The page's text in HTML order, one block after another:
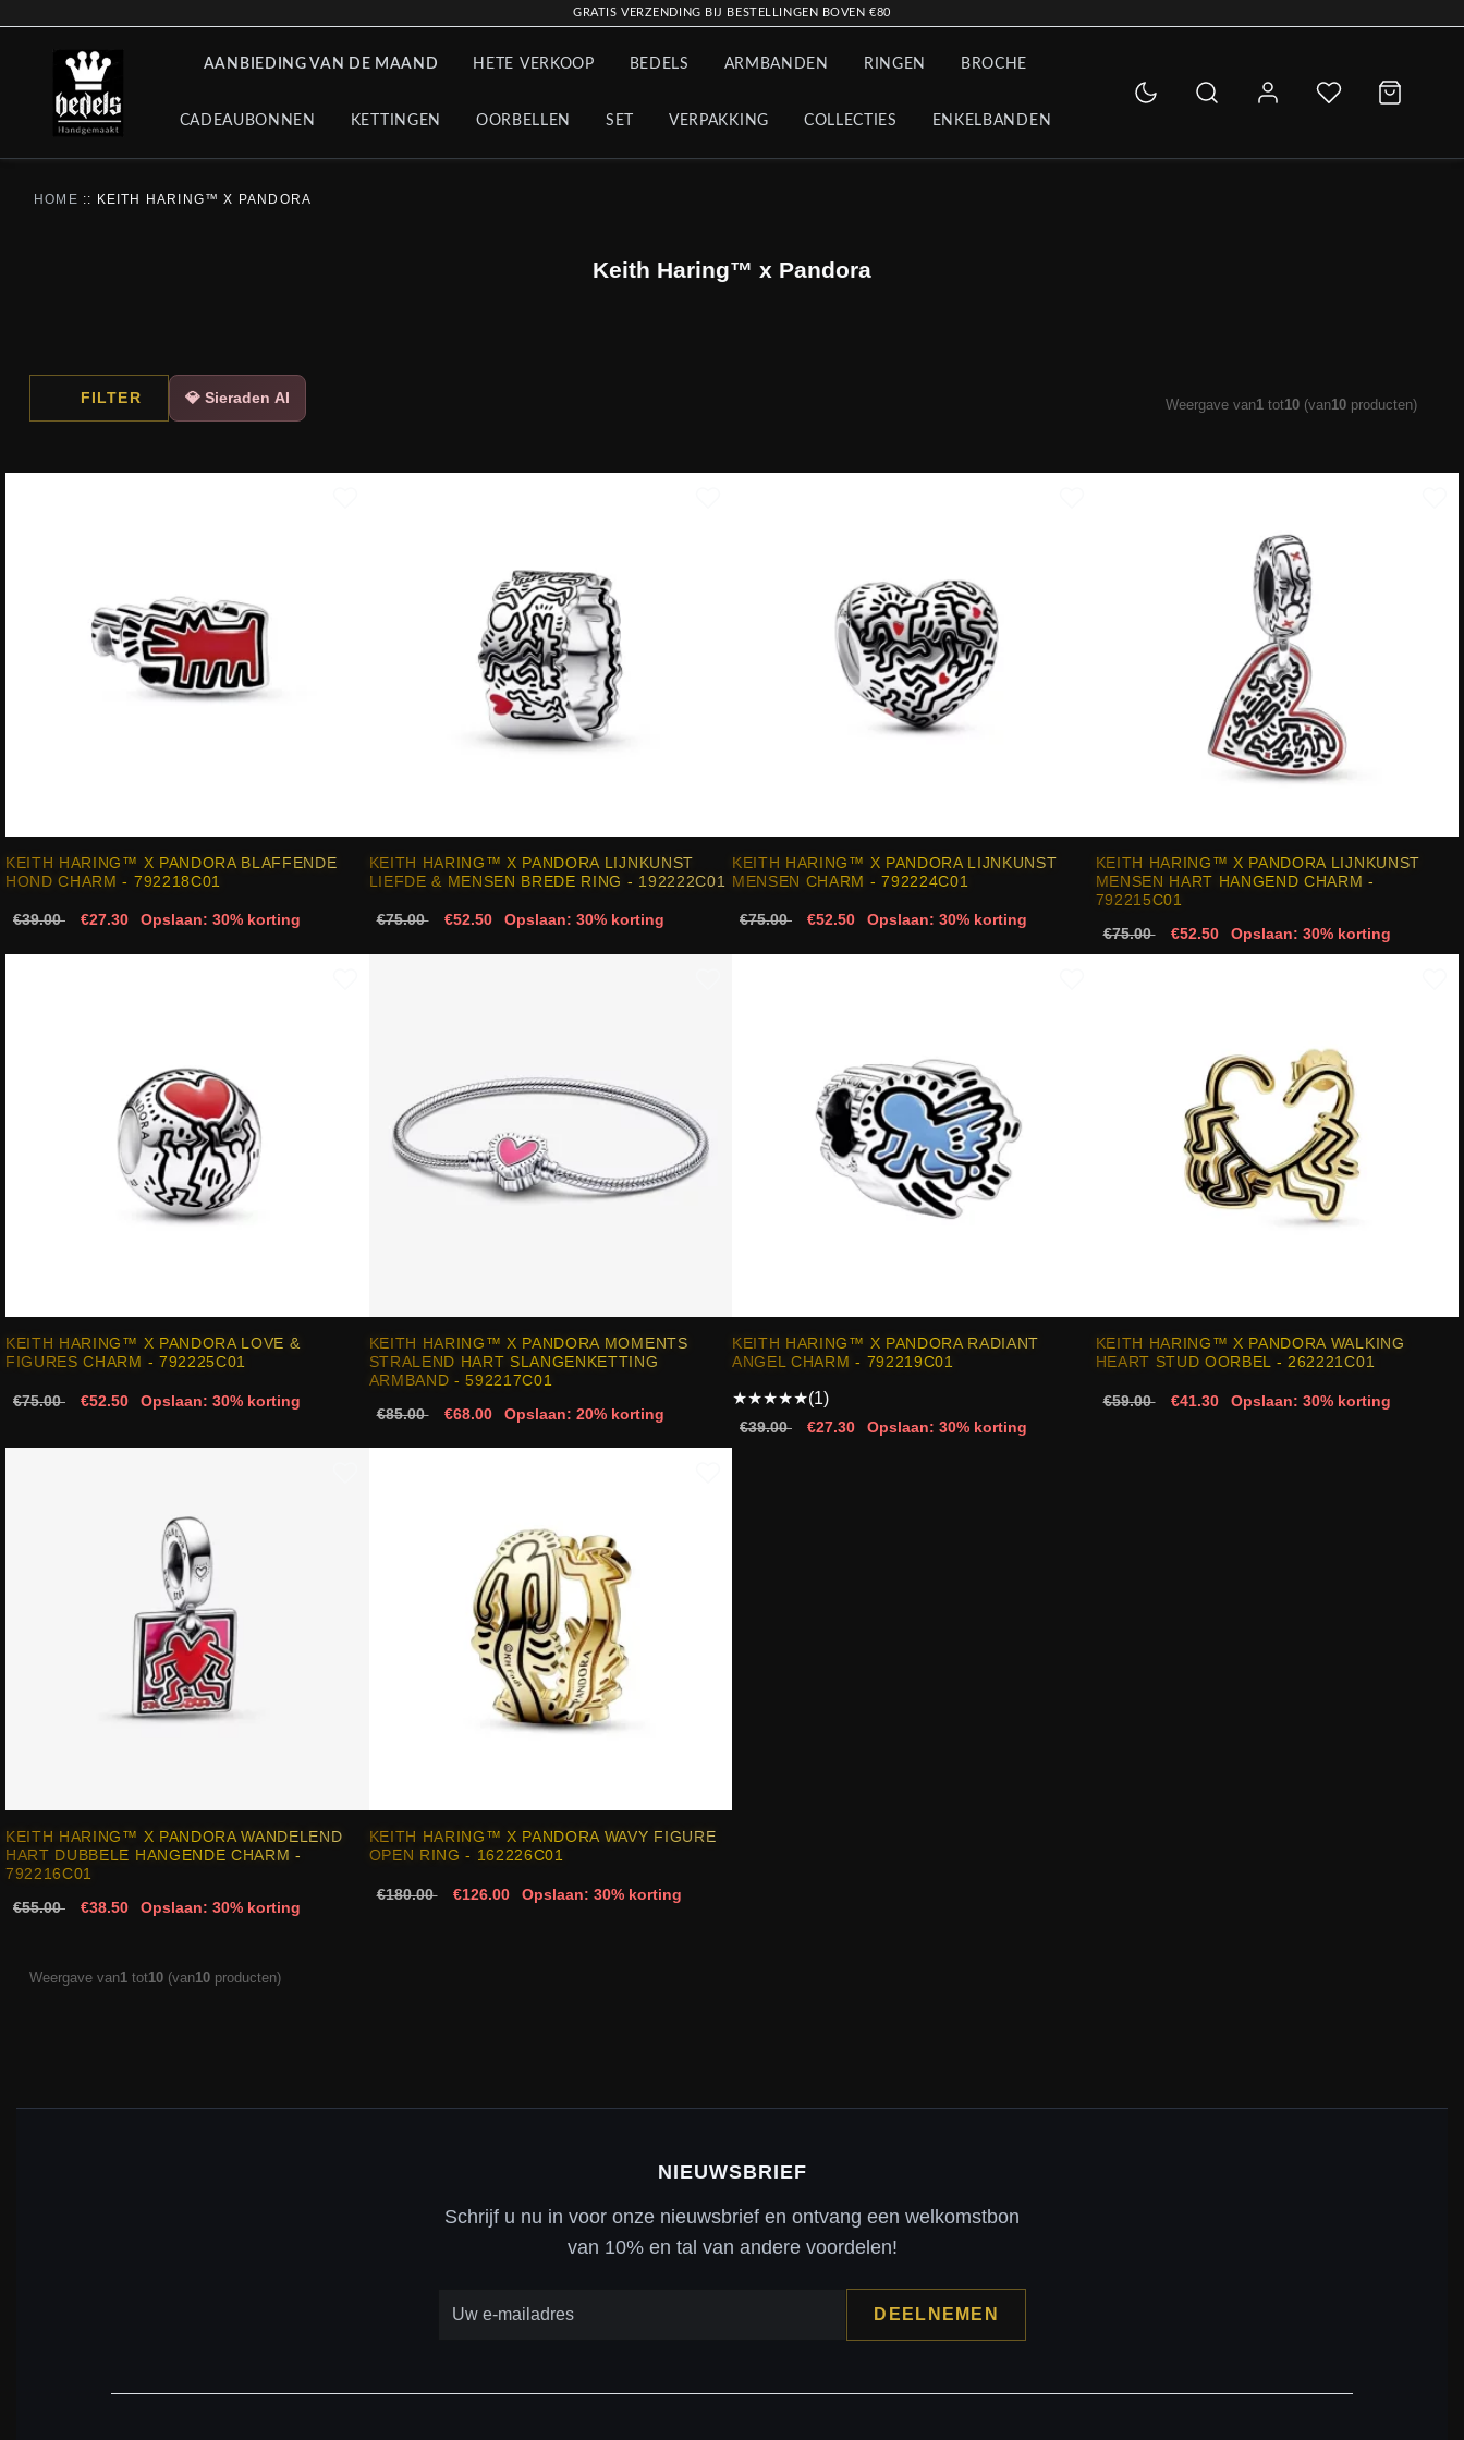
GRATIS VERZENDING BIJ BESTELLINGEN BOVEN €80
AANBIEDING VAN DE MAAND HETE VERKOOP BEDELS ARMBANDEN RINGEN BROCHE
CADEAUBONNEN KETTINGEN OORBELLEN SET VERPAKKING COLLECTIES ENKELBANDEN
HOME :: KEITH HARING™ X PANDORA
Keith Haring™ x Pandora
FILTER 💎 Sieraden AI Weergave van1 tot10 (van10 producten)
KEITH HARING™ X PANDORA BLAFFENDE
HOND CHARM - 792218C01
€39.00 €27.30 Opslaan: 30% korting
KEITH HARING™ X PANDORA LIJNKUNST
LIEFDE & MENSEN BREDE RING - 192222C01
€75.00 €52.50 Opslaan: 30% korting
KEITH HARING™ X PANDORA LIJNKUNST
MENSEN CHARM - 792224C01
€75.00 €52.50 Opslaan: 30% korting
KEITH HARING™ X PANDORA LIJNKUNST
MENSEN HART HANGEND CHARM -
792215C01
€75.00 €52.50 Opslaan: 30% korting
KEITH HARING™ X PANDORA LOVE &
FIGURES CHARM - 792225C01
€75.00 €52.50 Opslaan: 30% korting
KEITH HARING™ X PANDORA MOMENTS
STRALEND HART SLANGENKETTING
ARMBAND - 592217C01
€85.00 €68.00 Opslaan: 20% korting
KEITH HARING™ X PANDORA RADIANT
ANGEL CHARM - 792219C01
★★★★★(1)
€39.00 €27.30 Opslaan: 30% korting
KEITH HARING™ X PANDORA WALKING
HEART STUD OORBEL - 262221C01
€59.00 €41.30 Opslaan: 30% korting
KEITH HARING™ X PANDORA WANDELEND
HART DUBBELE HANGENDE CHARM -
792216C01
€55.00 €38.50 Opslaan: 30% korting
KEITH HARING™ X PANDORA WAVY FIGURE
OPEN RING - 162226C01
€180.00 €126.00 Opslaan: 30% korting
Weergave van1 tot10 (van10 producten)
NIEUWSBRIEF
Schrijf u nu in voor onze nieuwsbrief en ontvang een welkomstbon
van 10% en tal van andere voordelen!
DEELNEMEN